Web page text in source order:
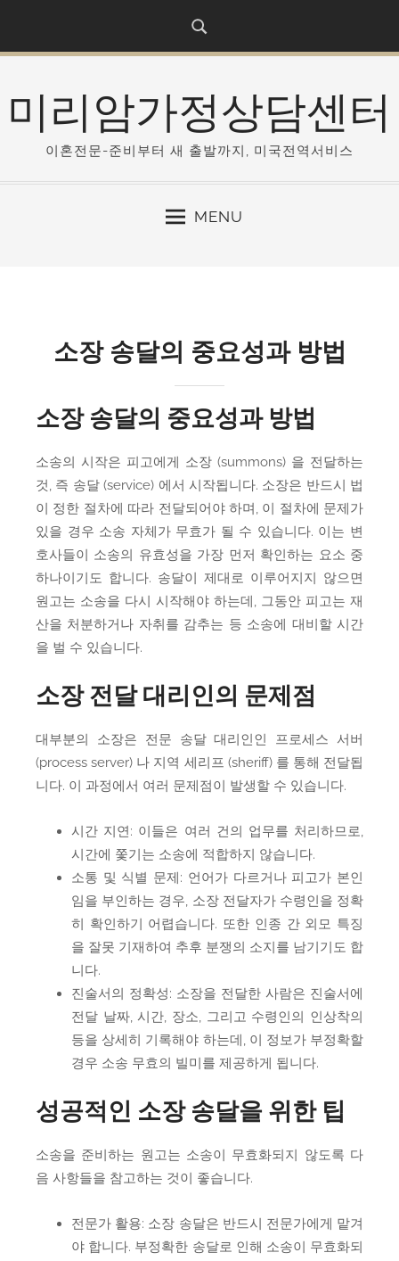
i
미리암가정상담센터
이혼전문-준비부터 새 출발까지, 미국전역서비스
MENU
소장 송달의 중요성과 방법
소장 송달의 중요성과 방법
소송의 시작은 피고에게 소장 (summons) 을 전달하는
것, 즉 송달 (service) 에서 시작됩니다. 소장은 반드시 법
이 정한 절차에 따라 전달되어야 하며, 이 절차에 문제가
있을 경우 소송 자체가 무효가 될 수 있습니다. 이는 변
호사들이 소송의 유효성을 가장 먼저 확인하는 요소 중
하나이기도 합니다. 송달이 제대로 이루어지지 않으면
원고는 소송을 다시 시작해야 하는데, 그동안 피고는 재
산을 처분하거나 자취를 감추는 등 소송에 대비할 시간
을 벌 수 있습니다.
소장 전달 대리인의 문제점
대부분의 소장은 전문 송달 대리인인 프로세스 서버
(process server) 나 지역 세리프 (sheriff) 를 통해 전달됩
니다. 이 과정에서 여러 문제점이 발생할 수 있습니다.
시간 지연: 이들은 여러 건의 업무를 처리하므로,
시간에 쫓기는 소송에 적합하지 않습니다.
소통 및 식별 문제: 언어가 다르거나 피고가 본인
임을 부인하는 경우, 소장 전달자가 수령인을 정확
히 확인하기 어렵습니다. 또한 인종 간 외모 특징
을 잘못 기재하여 추후 분쟁의 소지를 남기기도 합
니다.
진술서의 정확성: 소장을 전달한 사람은 진술서에
전달 날짜, 시간, 장소, 그리고 수령인의 인상착의
등을 상세히 기록해야 하는데, 이 정보가 부정확할
경우 소송 무효의 빌미를 제공하게 됩니다.
성공적인 소장 송달을 위한 팁
소송을 준비하는 원고는 소송이 무효화되지 않도록 다
음 사항들을 참고하는 것이 좋습니다.
전문가 활용: 소장 송달은 반드시 전문가에게 맡겨
야 합니다. 부정확한 송달로 인해 소송이 무효화되